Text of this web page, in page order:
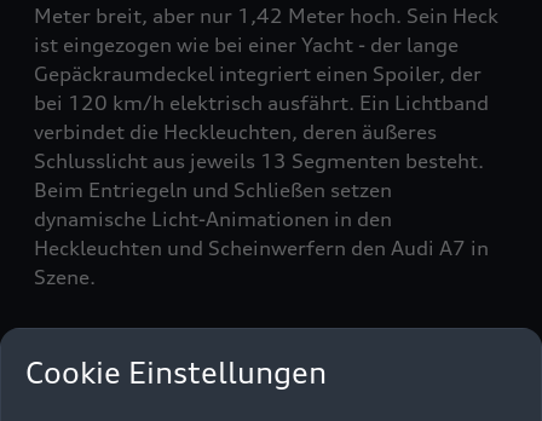
Meter breit, aber nur 1,42 Meter hoch. Sein Heck
ist eingezogen wie bei einer Yacht - der lange
Gepäckraumdeckel integriert einen Spoiler, der
bei 120 km/h elektrisch ausfährt. Ein Lichtband
verbindet die Heckleuchten, deren äußeres
Schlusslicht aus jeweils 13 Segmenten besteht.
Beim Entriegeln und Schließen setzen
dynamische Licht-Animationen in den
Heckleuchten und Scheinwerfern den Audi A7 in
Szene.
das Interieurdesign
Cookie Einstellungen